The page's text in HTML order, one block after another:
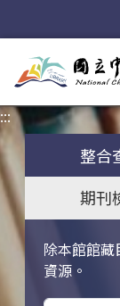
:::
整合
期刊
除本館館
資源。
關鍵字搜尋